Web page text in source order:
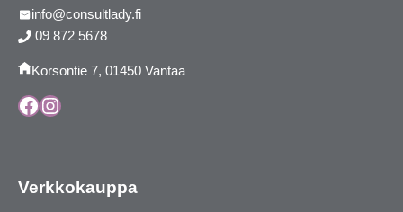
info@consultlady.fi
09 872 5678
Korsontie 7, 01450 Vantaa
Facebook
Instagram
Verkkokauppa